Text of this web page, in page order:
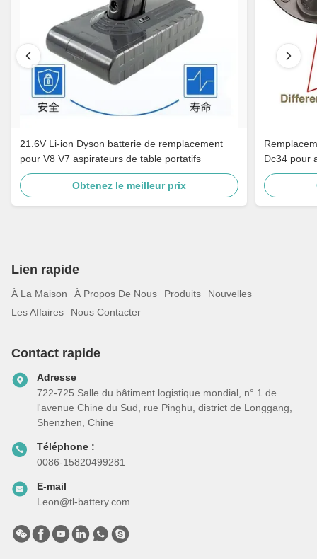
21.6V Li-ion Dyson batterie de remplacement
pour V8 V7 aspirateurs de table portatifs
Obtenez le meilleur prix
Dc34 pour
Lien rapide
À La Maison À Propos De Nous Produits
Nouvelles
Les Affaires
Nous Contacter
Contact rapide
Adresse
722-725 Salle du bâtiment logistique mondial, n° 1 de
l'avenue Chine du Sud, rue Pinghu, district de Longgang,
Shenzhen, Chine
Téléphone :
0086-15820499281
E-mail
Leon@tl-battery.com